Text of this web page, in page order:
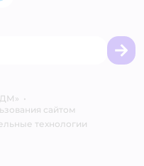
•
сайтом
технологии